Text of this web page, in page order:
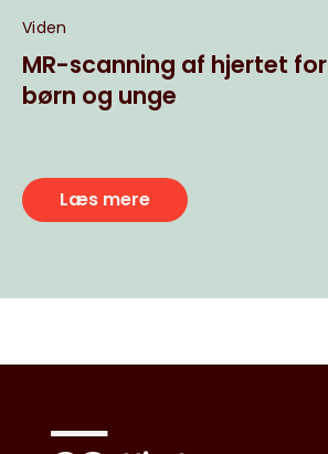
Viden
MR-scanning af hjertet for
børn og unge
Læs mere